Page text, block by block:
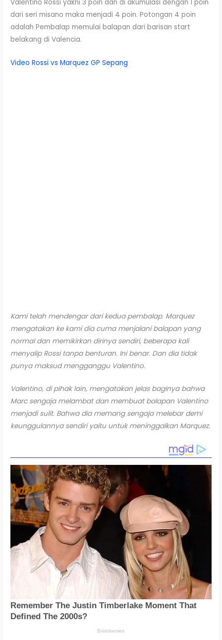
Valentino Rossi yakni 3 poin dan di akumulasi dengan 1 poin
dari seri misano maka menjadi 4 poin. Potongan 4 poin
adalah Pembalap memulai balapan dari barisan start
belakang di Valencia.
Video Rossi vs Marquez GP Sepang
Kami telah mendengar dari kedua pembalap. Marquez
mengatakan ke kami dia cuma menjalani balapan yang
normal dan memikirkan dirinya sendiri, beberapa kali
menyalip Rossi tanpa benturan. Ini benar. Dan dia tidak
punya maksud mengganggu Valentino.
Valentino, di pihak lain, mengatakan jelas baginya bahwa
Marc sengaja melambat dan membuat balapan Valentino
menjadi sulit. Bahwa dia memang sengaja melebar demi
keunggulannya sendiri yaitu untuk meninggalkan Marquez.